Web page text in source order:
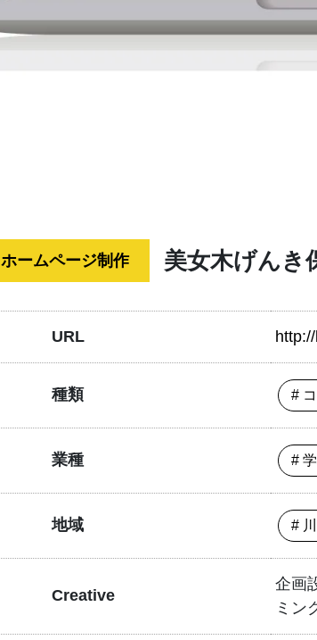
ホームページ制作 美女木げんき
URL
種類 #
業種 #
地域 #
Creative
企画
ミン